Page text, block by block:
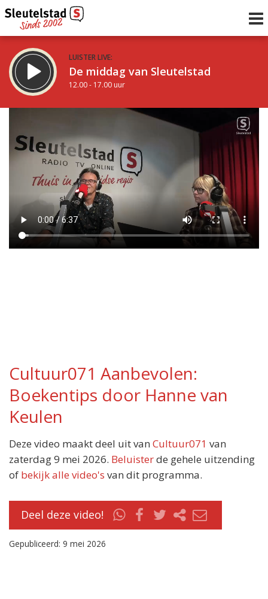
LUISTER LIVE:
De middag van Sleutelstad
12.00 - 17.00 uur
17.00 - 19.00 uur
Vorig uur
uur 1 van 0 Volgend uur
Inklappen
Cultuur071 Aanbevolen:
Boekentips door Hanne van
Keulen
Deze video maakt deel uit van Cultuur071 van
zaterdag 9 mei 2026. Beluisterde gehele uitzending
of bekijk alle video's van dit programma.
Deel deze video!
Gepubliceerd: 9 mei 2026